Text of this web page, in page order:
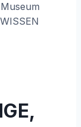
Museum